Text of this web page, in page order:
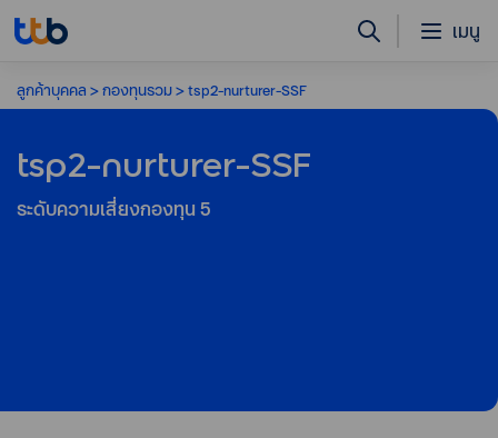
เมนู
ลูกค้าบุคคล กองทุนรวม tsp2-nurturer-SSF
tsp2-nurturer-SSF
ระดับความเสี่ยงกองทุน 5